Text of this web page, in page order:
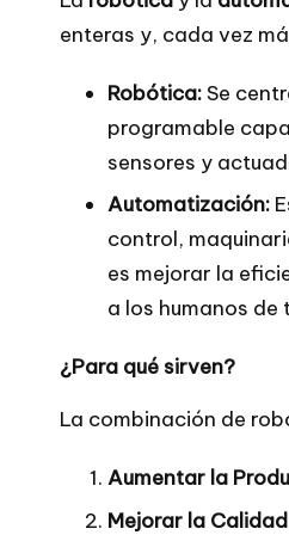
enteras y, cada vez
Robótica:Se
programable
sensores y
Automatización:
control,
es mejorar la
a los humanos
¿Para qué sirven?
La combinación de
Aumentar la
Mejorar la